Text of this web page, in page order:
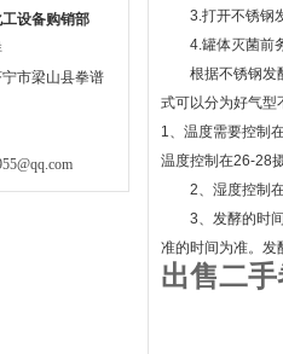
设备购销部
市梁山县拳谱
3.打开不锈钢发
4.罐体灭菌前务
根据不锈钢发酵
式可以分为好气型
1、温度需要控制
温度控制在26-28
2、湿度控制在
3、发酵的时间
准的时间为准。发
出售二